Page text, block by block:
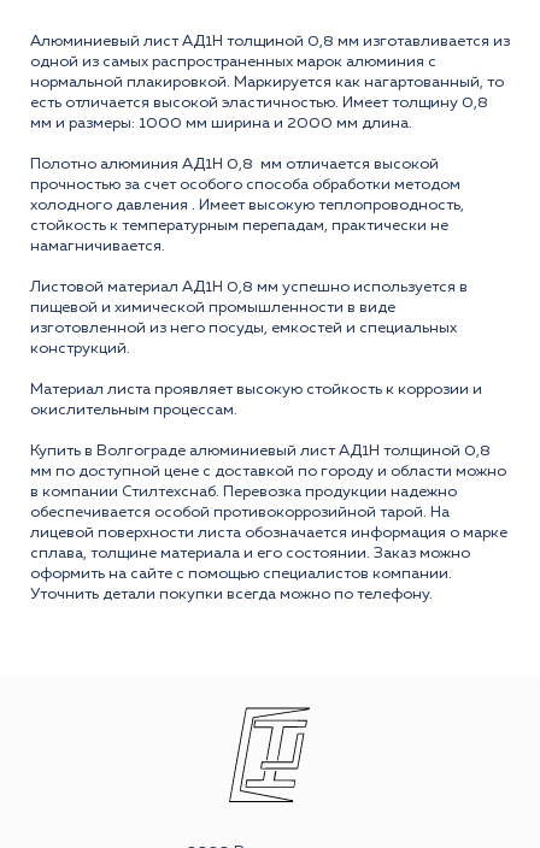
Алюминиевый лист АД1Н толщиной 0,8 мм изготавливается из
одной из самых распространенных марок алюминия с
нормальной плакировкой. Маркируется как нагартованный, то
есть отличается высокой эластичностью. Имеет толщину 0,8
мм и размеры: 1000 мм ширина и 2000 мм длина.
Полотно алюминия АД1Н 0,8 мм отличается высокой
прочностью за счет особого способа обработки методом
холодного давления . Имеет высокую теплопроводность,
стойкость к температурным перепадам, практически не
намагничивается.
Листовой материал АД1Н 0,8 мм успешно используется в
пищевой и химической промышленности в виде
изготовленной из него посуды, емкостей и специальных
конструкций.
Материал листа проявляет высокую стойкость к коррозии и
окислительным процессам.
Купить в Волгограде алюминиевый лист АД1Н толщиной 0,8
мм по доступной цене с доставкой по городу и области можно
в компании Стилтехснаб. Перевозка продукции надежно
обеспечивается особой противокоррозийной тарой. На
лицевой поверхности листа обозначается информация о марке
сплава, толщине материала и его состоянии. Заказ можно
оформить на сайте с помощью специалистов компании.
Уточнить детали покупки всегда можно по телефону.